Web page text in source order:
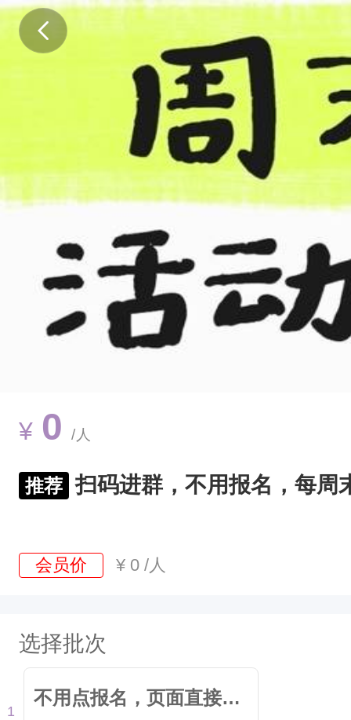
.
¥ 0 /人
推荐 扫码进群，不用报名，每周
会员价 ¥ 0 /人
选择批次
1
不用点报名，页面直接扫码